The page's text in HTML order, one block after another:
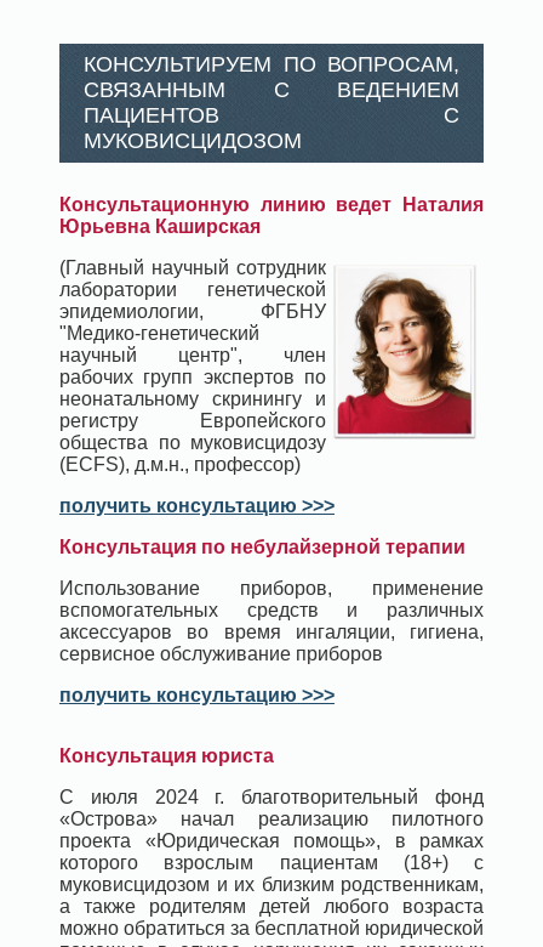
КОНСУЛЬТИРУЕМ ПО ВОПРОСАМ,
СВЯЗАННЫМ С ВЕДЕНИЕМ
ПАЦИЕНТОВ С
МУКОВИСЦИДОЗОМ
Консультационную линию ведет Наталия
Юрьевна Каширская
(Главный научный сотрудник
лаборатории генетической
эпидемиологии, ФГБНУ
"Медико-генетический
научный центр", член
рабочих групп экспертов по
неонатальному скринингу и
регистру Европейского
общества по муковисцидозу
(ECFS), д.м.н., профессор)
получить консультацию >>>
Консультация по небулайзерной терапии
Использование приборов, применение
вспомогательных средств и различных
аксессуаров во время ингаляции, гигиена,
сервисное обслуживание приборов
получить консультацию >>>
Консультация юриста
С июля 2024 г. благотворительный фонд
«Острова» начал реализацию пилотного
проекта «Юридическая помощь», в рамках
которого взрослым пациентам (18+) с
муковисцидозом и их близким родственникам,
а также родителям детей любого возраста
можно обратиться за бесплатной юридической